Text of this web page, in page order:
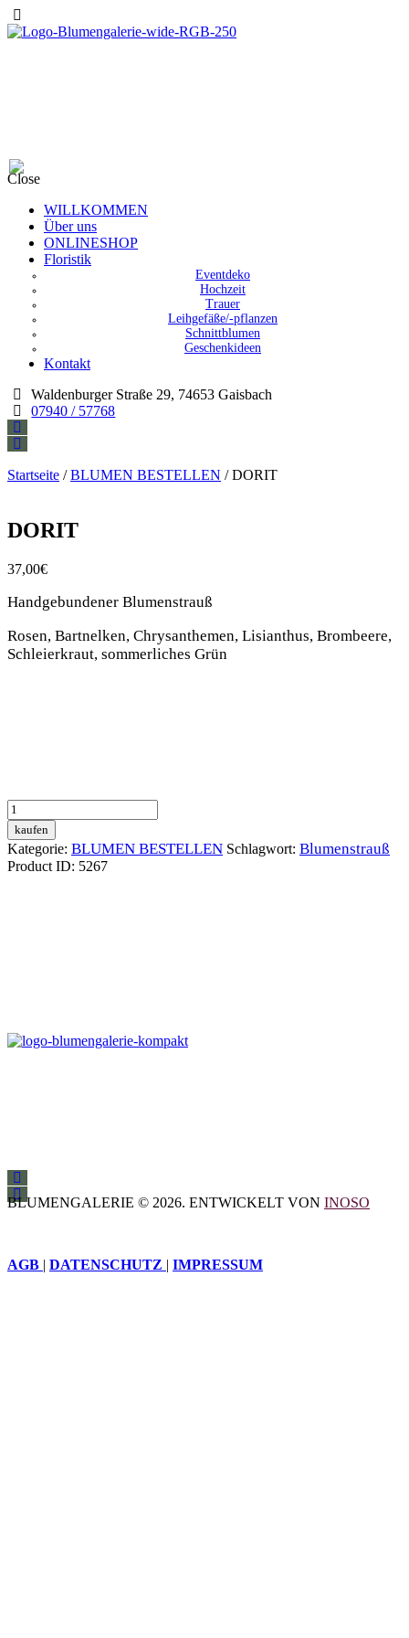
Close
WILLKOMMEN
Über uns
ONLINESHOP
Floristik
Eventdeko
Hochzeit
Trauer
Leihgefäße/-pflanzen
Schnittblumen
Geschenkideen
Kontakt
Waldenburger Straße 29, 74653 Gaisbach
07940 / 57768
Startseite /BLUMEN BESTELLEN / DORIT
DORIT
37,00€
Handgebundener Blumenstrauß
Rosen, Bartnelken, Chrysanthemen, Lisianthus, Brombeere,
Schleierkraut, sommerliches Grün
DORIT
Menge
kaufen
Kategorie: BLUMEN BESTELLEN Schlagwort: Blumenstrauß
Product ID: 5267
BLUMENGALERIE © 2026. ENTWICKELT VON INOSO
AGB | DATENSCHUTZ | IMPRESSUM